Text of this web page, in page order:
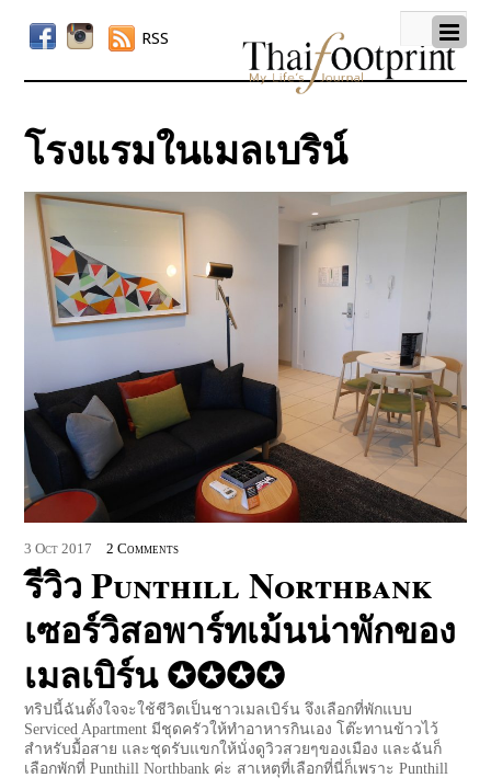
RSS
โรงแรมในเมลเบริน์
3 Oct 2017 2 Comments
รีวิว Punthill Northbank
เซอร์วิสอพาร์ทเม้นน่าพักของ
เมลเบิร์น ✪✪✪✪
ทริปนี้ฉันตั้งใจจะใช้ชีวิตเป็นชาวเมลเบิร์น จึงเลือกที่พักแบบ
Serviced Apartment มีชุดครัวให้ทำอาหารกินเอง โต๊ะทานข้าวไว้
สำหรับมื้อสาย และชุดรับแขกให้นั่งดูวิวสวยๆของเมือง และฉันก็
เลือกพักที่ Punthill Northbank ค่ะ สาเหตุที่เลือกที่นี่ก็เพราะ Punthill